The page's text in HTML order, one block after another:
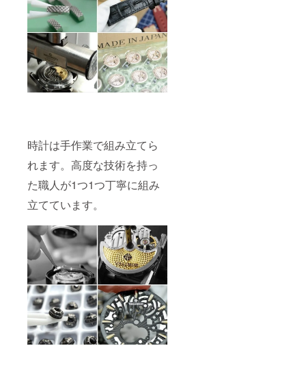
時計は手作業で組み立てら
れます。高度な技術を持っ
た職人が1つ1つ丁寧に組み
立てています。